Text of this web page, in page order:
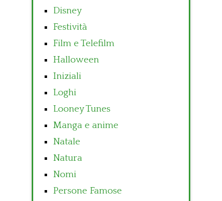
Disney
Festività
Film e Telefilm
Halloween
Iniziali
Loghi
Looney Tunes
Manga e anime
Natale
Natura
Nomi
Persone Famose